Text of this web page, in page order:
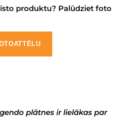
produktu? Palūdziet foto
plātnes ir lielākas par